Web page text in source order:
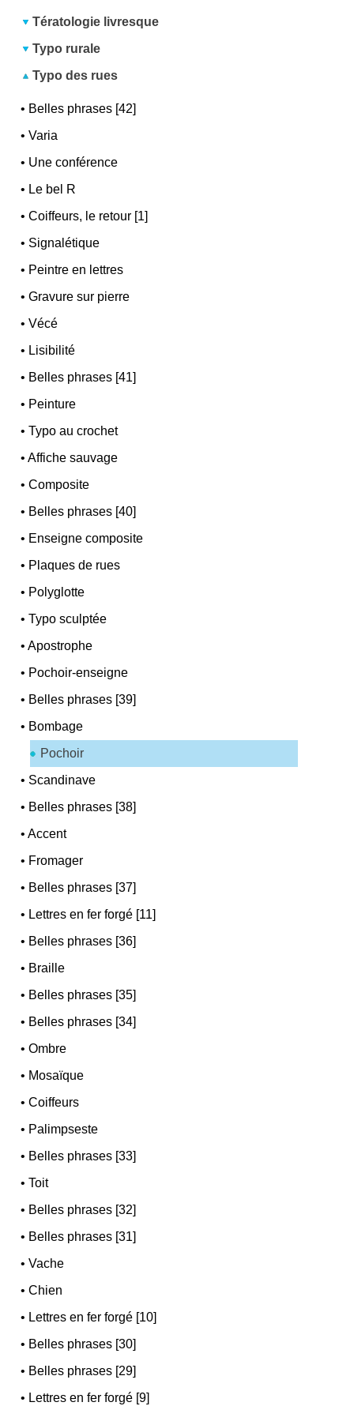
Tératologie livresque
Typo rurale
Typo des rues
• Belles phrases [42]
•Varia
• Une conférence
• Le bel R
•Coiffeurs, le retour [1]
• Signalétique
• Peintre en lettres
•Gravure sur pierre
•Vécé
• Lisibilité
• Belles phrases [41]
• Peinture
•Typo au crochet
•Affiche sauvage
•Composite
• Belles phrases [40]
• Enseigne composite
• Plaques de rues
• Polyglotte
•Typo sculptée
•Apostrophe
• Pochoir-enseigne
• Belles phrases [39]
• Bombage
Pochoir
• Scandinave
• Belles phrases [38]
•Accent
• Fromager
• Belles phrases [37]
• Lettres en fer forgé [11]
• Belles phrases [36]
• Braille
• Belles phrases [35]
• Belles phrases [34]
•Ombre
• Mosaïque
•Coiffeurs
• Palimpseste
• Belles phrases [33]
•Toit
• Belles phrases [32]
• Belles phrases [31]
•Vache
•Chien
• Lettres en fer forgé [10]
• Belles phrases [30]
• Belles phrases [29]
• Lettres en fer forgé [9]